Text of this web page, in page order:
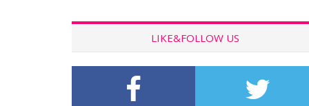
LIKE&FOLLOW US